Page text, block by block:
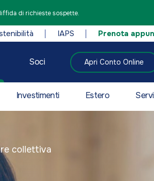
di richieste sospette.
IAPS Prenota
Soci Apri Conto Online
Investimenti Estero
collettiva